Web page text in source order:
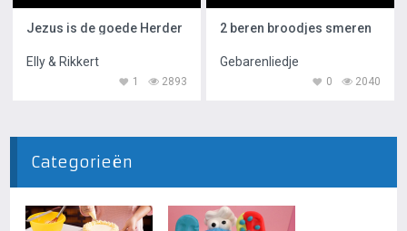
Jezus is de goede Herder
Elly & Rikkert
2893
1
2 beren broodjes smeren
Gebarenliedje
2040
0
Categorieën